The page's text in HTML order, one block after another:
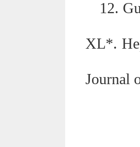
12.
XL*.
Journal